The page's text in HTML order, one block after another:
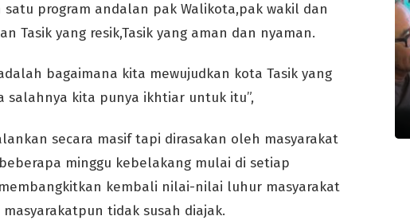
program andalan pak Walikota,pak wakil dan
Tasik yang resik,Tasik yang aman dan nyaman.
bagaimana kita mewujudkan kota Tasik yang
salahnya kita punya ikhtiar untuk itu”,
secara masif tapi dirasakan oleh masyarakat
minggu kebelakang mulai di setiap
kembali nilai-nilai luhur masyarakat
tidak susah diajak.